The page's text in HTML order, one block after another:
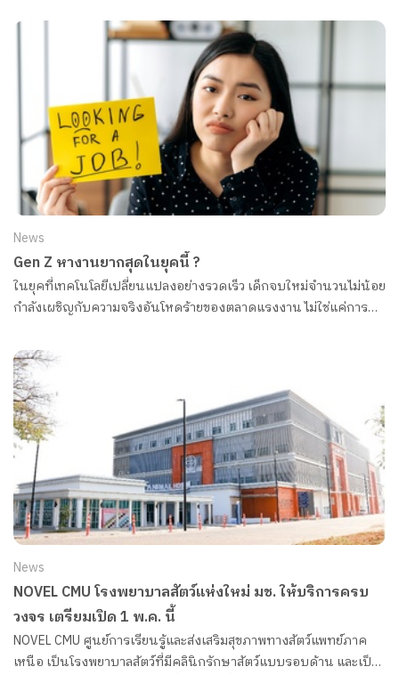
News
Gen Z หางานยากสุดในยุคนี้ ?
ในยุคที่เทคโนโลยีเปลี่ยนแปลงอย่างรวดเร็ว เด็กจบใหม่จำนวนไม่น้อย
กำลังเผชิญกับความจริงอันโหดร้ายของตลาดแรงงาน ไม่ใช่แค่การหา
เล็ก เลี่ยงการรับเด็กจบใหม่หรือ Gen Z เข้าทำงาน
News
NOVEL CMU โรงพยาบาลสัตว์แห่งใหม่ มช. ให้บริการครบ
วงจร เตรียมเปิด 1 พ.ค. นี้
NOVEL CMU ศูนย์การเรียนรู้และส่งเสริมสุขภาพทางสัตว์แพทย์ภาค
เหนือ เป็นโรงพยาบาลสัตว์ที่มีคลินิกรักษาสัตว์แบบรอบด้าน และเป็น